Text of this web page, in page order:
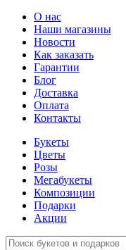
О нас
Наши магазины
Новости
Как заказать
Гарантии
Блог
Доставка
Оплата
Контакты
Букеты
Цветы
Розы
Мегабукеты
Композиции
Подарки
Акции